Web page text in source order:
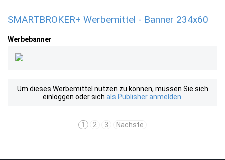
SMARTBROKER+ Werbemittel - Banner 234x60
Werbebanner
Um dieses Werbemittel nutzen zu können, müssen Sie sich
einloggen oder sich als Publisher anmelden
1 2 3 Nächste